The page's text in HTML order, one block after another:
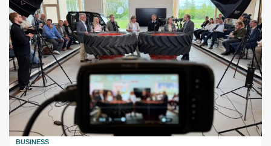
BUSINESS